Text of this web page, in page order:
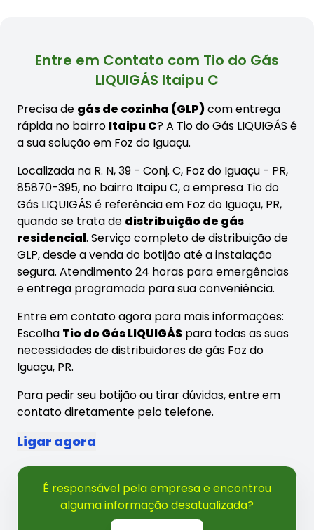
Entre em Contato com Tio do Gás
LIQUIGÁS Itaipu C
Precisa de gás de cozinha (GLP)com entrega
rápida no bairro Itaipu C? A Tio do Gás LIQUIGÁS é
a sua solução em Foz do Iguaçu.
Localizada na R. N, 39 - Conj. C, Foz do Iguaçu - PR,
85870-395, no bairro Itaipu C, a empresa Tio do
Gás LIQUIGÁS é referência em Foz do Iguaçu, PR,
quando se trata de distribuição de gás
residencial. Serviço completo de distribuição de
GLP, desde a venda do botijão até a instalação
segura. Atendimento 24 horas para emergências
e entrega programada para sua conveniência.
Entre em contato agora para mais informações:
Escolha Tio do Gás LIQUIGÁS para todas as suas
necessidades de distribuidores de gás Foz do
Iguaçu, PR.
Para pedir seu botijão ou tirar dúvidas, entre em
contato diretamente pelo telefone.
Ligar agora
É responsável pela empresa e encontrou
alguma informação desatualizada?